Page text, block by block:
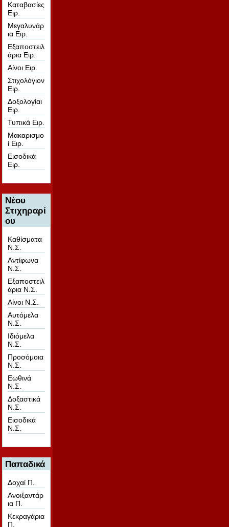
Καταβασίες
Ειρ.
Μεγαλυνάρ
ια Ειρ.
Εξαποστειλ
άρια Ειρ.
Αίνοι Ειρ.
Στιχολόγιον
Ειρ.
Δοξολογίαι
Ειρ.
Τυπικά Ειρ.
Μακαρισμο
ί Ειρ.
Εισοδικά
Ειρ.
Νέου
Στιχηραρί
ου
Καθίσματα
Ν.Σ.
Αντίφωνα
Ν.Σ.
Εξαποστειλ
άρια Ν.Σ.
Αίνοι Ν.Σ.
Αυτόμελα
Ν.Σ.
Ιδιόμελα
Ν.Σ.
Προσόμοια
Ν.Σ.
Εωθινά
Ν.Σ.
Δοξαστικά
Ν.Σ.
Εισοδικά
Ν.Σ.
Παπαδικά
Δοχαί Π.
Ανοιξαντάρ
ια Π.
Κεκραγάρια
Π.